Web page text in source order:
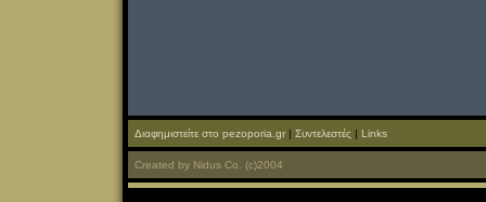
Διαφημιστείτε στο pezoporia.gr | Συντελεστές | Links
Created by Nidus Co. (c)2004